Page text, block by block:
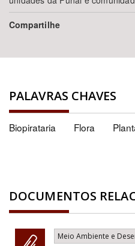
Compartilhe
PALAVRAS CHAVES
Biopirataria Flora
DOCUMENTOS
Meio Ambiente e